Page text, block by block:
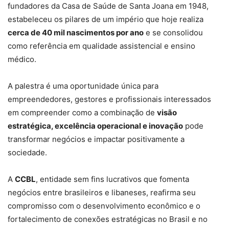
fundadores da Casa de Saúde de Santa Joana em 1948,
estabeleceu os pilares de um império que hoje realiza
cerca de 40 mil nascimentos por ano e se consolidou
como referência em qualidade assistencial e ensino
médico.
A palestra é uma oportunidade única para
empreendedores, gestores e profissionais interessados
em compreender como a combinação de visão
estratégica, excelência operacional e inovação pode
transformar negócios e impactar positivamente a
sociedade.
A CCBL, entidade sem fins lucrativos que fomenta
negócios entre brasileiros e libaneses, reafirma seu
compromisso com o desenvolvimento econômico e o
fortalecimento de conexões estratégicas no Brasil e no